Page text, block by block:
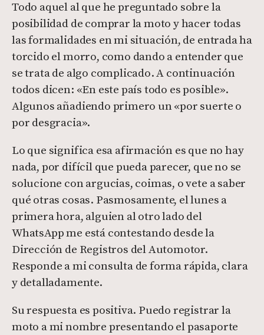
Todo aquel al que he preguntado sobre la
posibilidad de comprar la moto y hacer todas
las formalidades en mi situación, de entrada ha
torcido el morro, como dando a entender que
se trata de algo complicado. A continuación
todos dicen: «En este país todo es posible».
Algunos añadiendo primero un «por suerte o
por desgracia».
Lo que significa esa afirmación es que no hay
nada, por difícil que pueda parecer, que no se
solucione con argucias, coimas, o vete a saber
qué otras cosas. Pasmosamente, el lunes a
primera hora, alguien al otro lado del
WhatsApp me está contestando desde la
Dirección de Registros del Automotor.
Responde a mi consulta de forma rápida, clara
y detalladamente.
Su respuesta es positiva. Puedo registrar la
moto a mi nombre presentando el pasaporte